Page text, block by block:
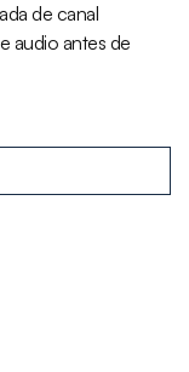
de canal
audio antes de